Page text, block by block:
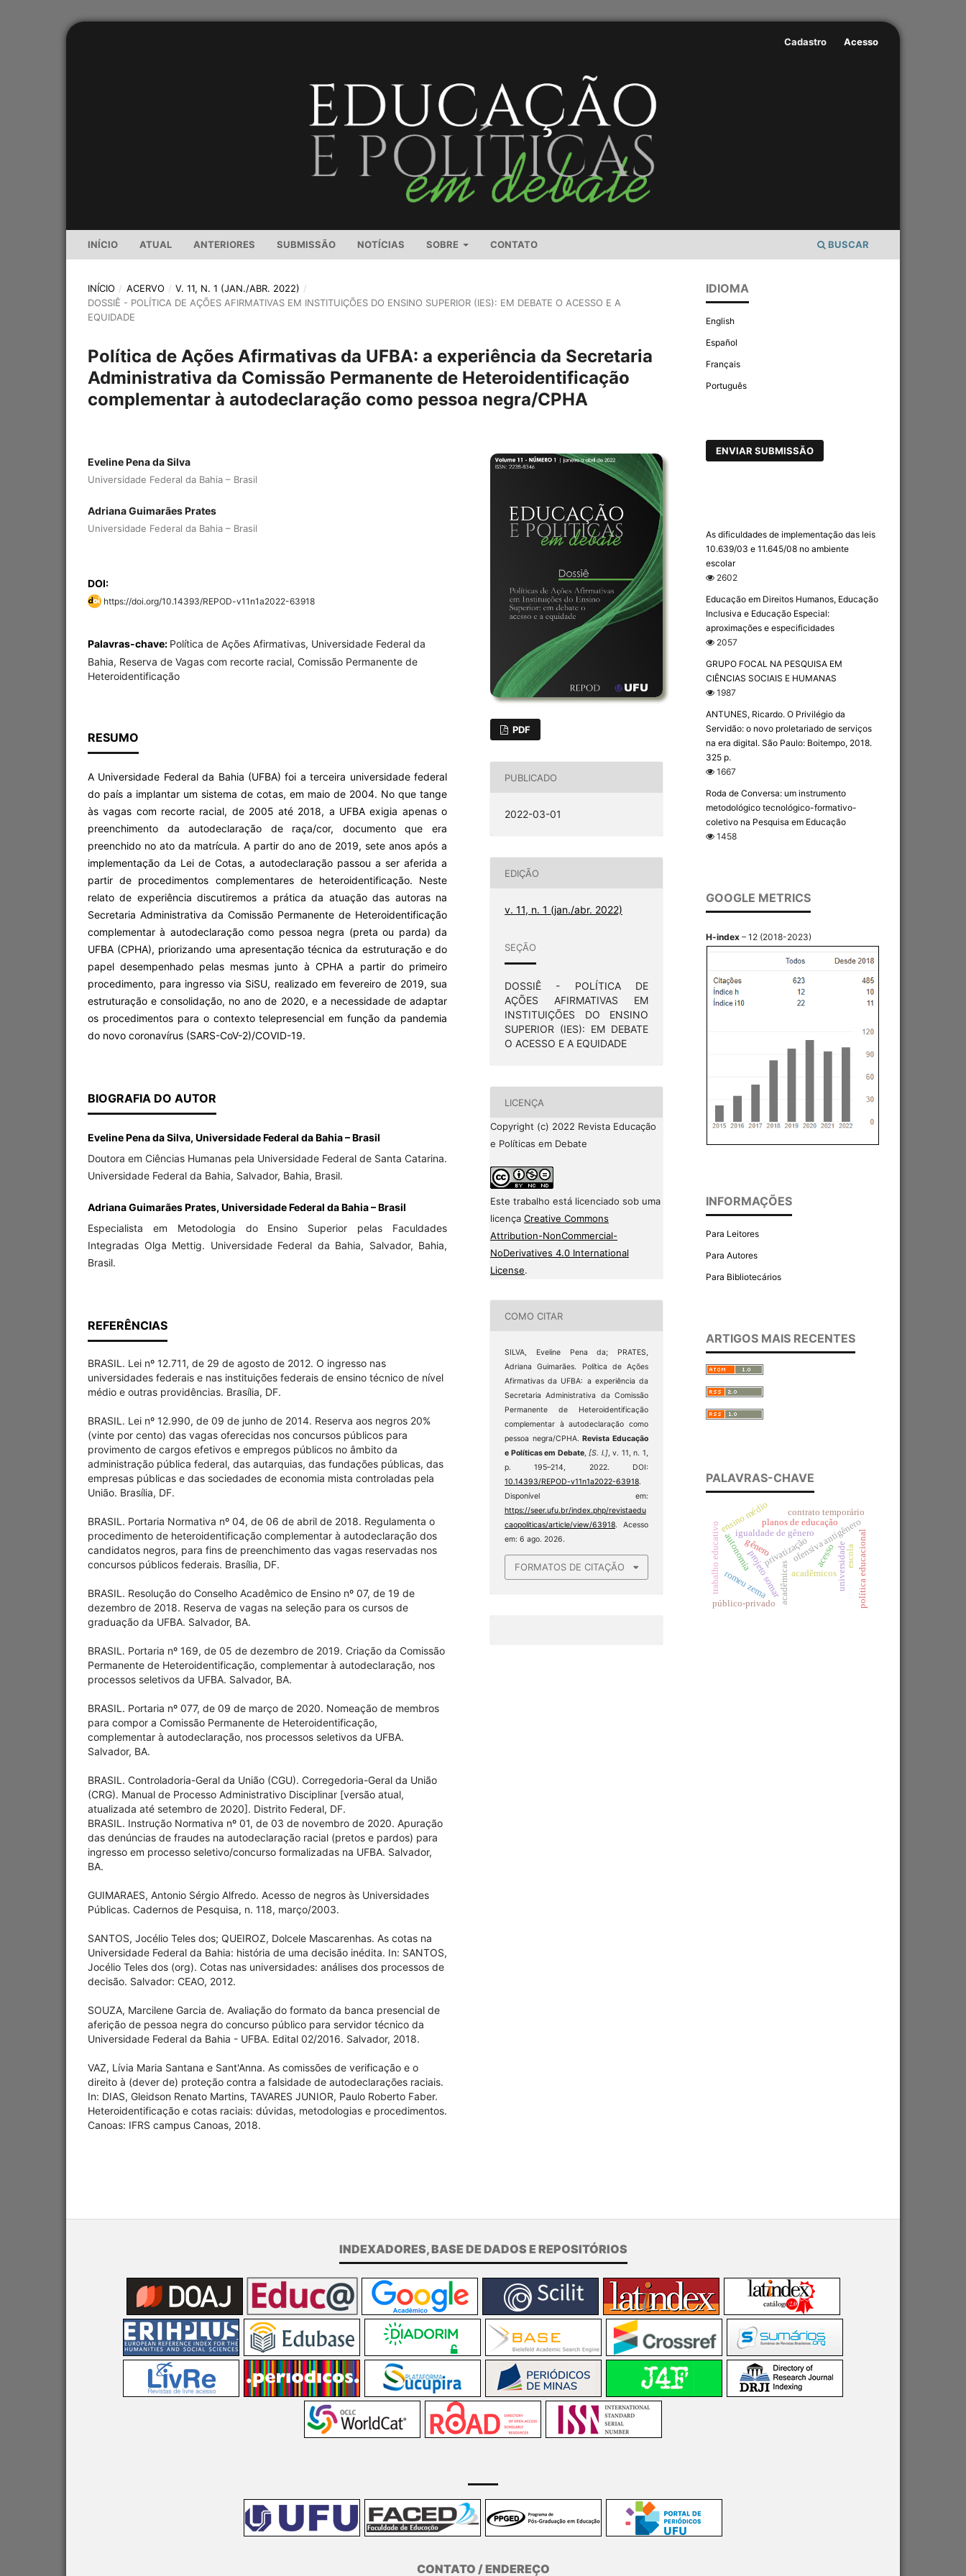
INÍCIO ATUAL ANTERIORES SUBMISSÃO NOTÍCIAS SOBRE CONTATO BUSCAR
Cadastro Acesso
INÍCIO / ACERVO / V. 11, N. 1 (JAN./ABR. 2022) /
DOSSIÊ - POLÍTICA DE AÇÕES AFIRMATIVAS EM INSTITUIÇÕES DO ENSINO SUPERIOR (IES): EM DEBATE O ACESSO E A
EQUIDADE
Política de Ações Afirmativas da UFBA: a experiência da Secretaria
Administrativa da Comissão Permanente de Heteroidentificação
complementar à autodeclaração como pessoa negra/CPHA
Eveline Pena da Silva
Universidade Federal da Bahia – Brasil
Adriana Guimarães Prates
Universidade Federal da Bahia – Brasil
DOI:
https://doi.org/10.14393/REPOD-v11n1a2022-63918
Palavras-chave: Política de Ações Afirmativas, Universidade Federal da
Bahia, Reserva de Vagas com recorte racial, Comissão Permanente de
Heteroidentificação
RESUMO
A Universidade Federal da Bahia (UFBA) foi a terceira universidade federal
do país a implantar um sistema de cotas, em maio de 2004. No que tange
às vagas com recorte racial, de 2005 até 2018, a UFBA exigia apenas o
preenchimento da autodeclaração de raça/cor, documento que era
preenchido no ato da matrícula. A partir do ano de 2019, sete anos após a
implementação da Lei de Cotas, a autodeclaração passou a ser aferida a
partir de procedimentos complementares de heteroidentificação. Neste
relato de experiência discutiremos a prática da atuação das autoras na
Secretaria Administrativa da Comissão Permanente de Heteroidentificação
complementar à autodeclaração como pessoa negra (preta ou parda) da
UFBA (CPHA), priorizando uma apresentação técnica da estruturação e do
papel desempenhado pelas mesmas junto à CPHA a partir do primeiro
procedimento, para ingresso via SiSU, realizado em fevereiro de 2019, sua
estruturação e consolidação, no ano de 2020, e a necessidade de adaptar
os procedimentos para o contexto telepresencial em função da pandemia
do novo coronavírus (SARS-CoV-2)/COVID-19.
BIOGRAFIA DO AUTOR
Eveline Pena da Silva, Universidade Federal da Bahia – Brasil
Doutora em Ciências Humanas pela Universidade Federal de Santa Catarina.
Universidade Federal da Bahia, Salvador, Bahia, Brasil.
Adriana Guimarães Prates, Universidade Federal da Bahia – Brasil
Especialista em Metodologia do Ensino Superior pelas Faculdades
Integradas Olga Mettig. Universidade Federal da Bahia, Salvador, Bahia,
Brasil.
REFERÊNCIAS
BRASIL. Lei nº 12.711, de 29 de agosto de 2012. O ingresso nas
universidades federais e nas instituições federais de ensino técnico de nível
médio e outras providências. Brasília, DF.
BRASIL. Lei nº 12.990, de 09 de junho de 2014. Reserva aos negros 20%
(vinte por cento) das vagas oferecidas nos concursos públicos para
provimento de cargos efetivos e empregos públicos no âmbito da
administração pública federal, das autarquias, das fundações públicas, das
empresas públicas e das sociedades de economia mista controladas pela
União. Brasília, DF.
BRASIL. Portaria Normativa nº 04, de 06 de abril de 2018. Regulamenta o
procedimento de heteroidentificação complementar à autodeclaração dos
candidatos negros, para fins de preenchimento das vagas reservadas nos
concursos públicos federais. Brasília, DF.
BRASIL. Resolução do Conselho Acadêmico de Ensino nº 07, de 19 de
dezembro de 2018. Reserva de vagas na seleção para os cursos de
graduação da UFBA. Salvador, BA.
BRASIL. Portaria nº 169, de 05 de dezembro de 2019. Criação da Comissão
Permanente de Heteroidentificação, complementar à autodeclaração, nos
processos seletivos da UFBA. Salvador, BA.
BRASIL. Portaria nº 077, de 09 de março de 2020. Nomeação de membros
para compor a Comissão Permanente de Heteroidentificação,
complementar à autodeclaração, nos processos seletivos da UFBA.
Salvador, BA.
BRASIL. Controladoria-Geral da União (CGU). Corregedoria-Geral da União
(CRG). Manual de Processo Administrativo Disciplinar [versão atual,
atualizada até setembro de 2020]. Distrito Federal, DF.
BRASIL. Instrução Normativa nº 01, de 03 de novembro de 2020. Apuração
das denúncias de fraudes na autodeclaração racial (pretos e pardos) para
ingresso em processo seletivo/concurso formalizadas na UFBA. Salvador,
BA.
GUIMARAES, Antonio Sérgio Alfredo. Acesso de negros às Universidades
Públicas. Cadernos de Pesquisa, n. 118, março/2003.
SANTOS, Jocélio Teles dos; QUEIROZ, Dolcele Mascarenhas. As cotas na
Universidade Federal da Bahia: história de uma decisão inédita. In: SANTOS,
Jocélio Teles dos (org). Cotas nas universidades: análises dos processos de
decisão. Salvador: CEAO, 2012.
SOUZA, Marcilene Garcia de. Avaliação do formato da banca presencial de
aferição de pessoa negra do concurso público para servidor técnico da
Universidade Federal da Bahia - UFBA. Edital 02/2016. Salvador, 2018.
VAZ, Lívia Maria Santana e Sant'Anna. As comissões de verificação e o
direito à (dever de) proteção contra a falsidade de autodeclarações raciais.
In: DIAS, Gleidson Renato Martins, TAVARES JUNIOR, Paulo Roberto Faber.
Heteroidentificação e cotas raciais: dúvidas, metodologias e procedimentos.
Canoas: IFRS campus Canoas, 2018.
PDF
PUBLICADO
2022-03-01
EDIÇÃO
v. 11, n. 1 (jan./abr. 2022)
SEÇÃO
DOSSIÊ - POLÍTICA DE
AÇÕES AFIRMATIVAS EM
INSTITUIÇÕES DO ENSINO
SUPERIOR (IES): EM DEBATE
O ACESSO E A EQUIDADE
LICENÇA
Copyright (c) 2022 Revista Educação
e Políticas em Debate
Este trabalho está licenciado sob uma
licença Creative Commons
Attribution-NonCommercial-
NoDerivatives 4.0 International
License.
COMO CITAR
SILVA, Eveline Pena da; PRATES,
Adriana Guimarães. Política de Ações
Afirmativas da UFBA: a experiência da
Secretaria Administrativa da Comissão
Permanente de Heteroidentificação
complementar à autodeclaração como
pessoa negra/CPHA.Revista Educação
e Políticas em Debate,[S. l.], v. 11, n. 1,
p. 195–214, 2022. DOI:
10.14393/REPOD-v11n1a2022-63918.
Disponível em:
https://seer.ufu.br/index.php/revistaedu
caopoliticas/article/view/63918. Acesso
em: 6 ago. 2026.
FORMATOS DE CITAÇÃO
IDIOMA
English
Español
Français
Português
ENVIAR SUBMISSÃO
As dificuldades de implementação das leis
10.639/03 e 11.645/08 no ambiente
escolar
2602
Educação em Direitos Humanos, Educação
Inclusiva e Educação Especial:
aproximações e especificidades
2057
GRUPO FOCAL NA PESQUISA EM
CIÊNCIAS SOCIAIS E HUMANAS
1987
ANTUNES, Ricardo. O Privilégio da
Servidão: o novo proletariado de serviços
na era digital. São Paulo: Boitempo, 2018.
325 p.
1667
Roda de Conversa: um instrumento
metodológico tecnológico-formativo-
coletivo na Pesquisa em Educação
1458
GOOGLE METRICS
H-index – 12 (2018-2023)
INFORMAÇÕES
Para Leitores
Para Autores
Para Bibliotecários
ARTIGOS MAIS RECENTES
PALAVRAS-CHAVE
privatização
projeto somar
público-privado
romeu zema
igualdade de gênero
acadêmicos
acadêmicas universidade
ofensiva antigênero
planos de educação
gênero acesso política educacional
escola
trabalho educativoautonomia
contrato temporário
ensino médio
INDEXADORES, BASE DE DADOS E REPOSITÓRIOS
CONTATO / ENDEREÇO